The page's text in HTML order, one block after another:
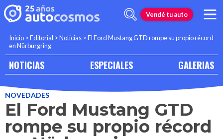
Vendé tu auto
Inicio >Editorial >Noticias >El Ford Mustang GTD rompe su propio récord
en Nürburgring
NOTICIAS ESPECIALES GALERIAS
NOVEDADES
El Ford Mustang GTD
rompe su propio récord